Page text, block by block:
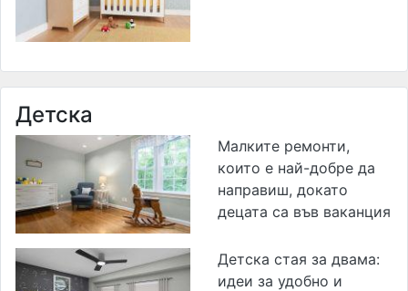
Детска
Малките ремонти,
които е най-добре да
направиш, докато
децата са във ваканция
Детска стая за двама:
идеи за удобно и